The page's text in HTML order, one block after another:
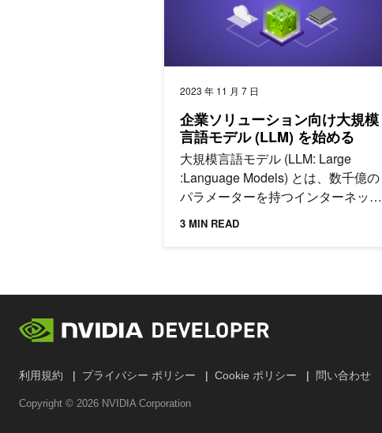
2023 年 11 月 7 日
企業ソリューション向け大規模
言語モデル (LLM) を始める
大規模言語モデル (LLM: Large
:Language Models) とは、数千億の
パラメーターを持つインターネット
規模のデータセットで学習されるデ
3 MIN READ
利用規約 プライバシー ポリシー Cookie ポリシー 問い合わせ
Copyright © 2026 NVIDIA Corporation